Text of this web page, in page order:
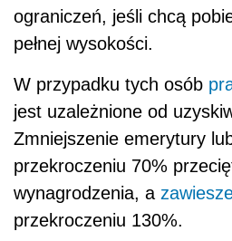
ograniczeń, jeśli chcą
pełnej wysokości.
W przypadku tych osób
jest uzależnione od
Zmniejszenie emerytury
przekroczeniu 70%
wynagrodzenia, a
przekroczeniu 130%.